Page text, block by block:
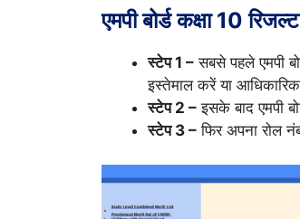
एमपी बोर्ड कक्षा 10
स्टेप 1 – सबसे पहले एमपी
इस्तेमाल करें या
स्टेप 2 – इसके बाद एमपी
स्टेप 3 – फिर अपना रोल